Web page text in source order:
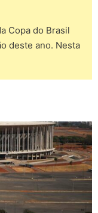
Copa do Brasil
deste ano. Nesta